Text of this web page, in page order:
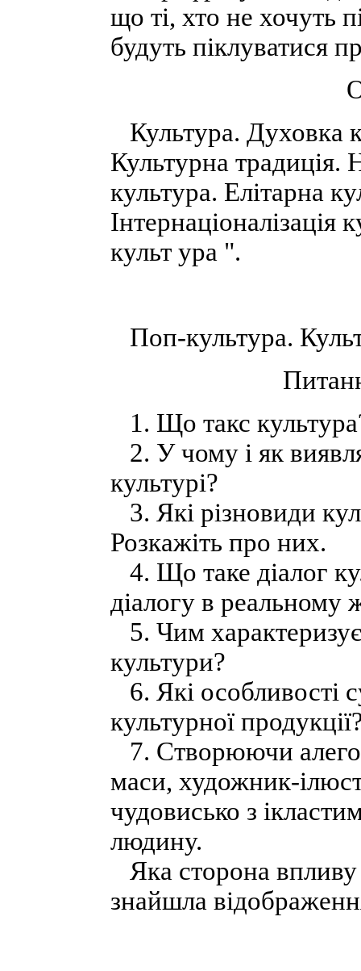
що ті, хто не хочуть
будуть піклуватися
Культура. Духовка
Культурна традиція.
культура. Елітарна
культ ура ".
Поп-культура.
1. Що такс
2. У чому і як
культурі?
3. Які різновиди
Розкажіть про них.
4. Що таке діалог
діалогу в реальному
5. Чим
культури?
6. Які особливості
культурної
7. Створюючи
маси, художник-
чудовисько з
людину.
Яка сторона впливу
знайшла